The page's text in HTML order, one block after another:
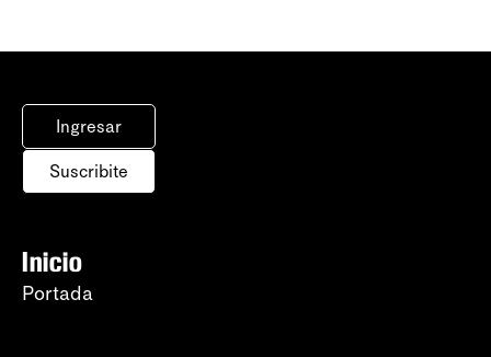
Ingresar
Suscribite
Inicio
Portada